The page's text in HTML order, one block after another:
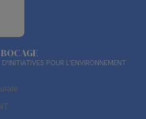
POUR L'ENVIRONNEMENT